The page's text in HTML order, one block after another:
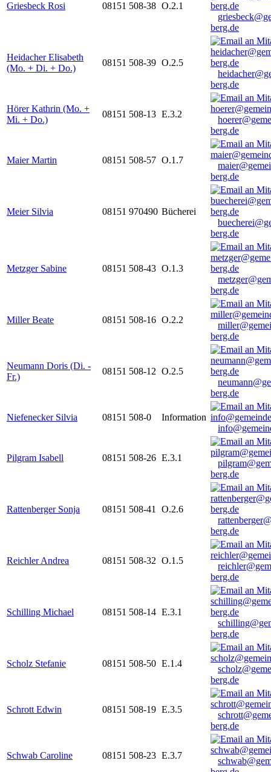
Griesbeck Rosi 08151 508-38 O.2.1
berg.de
Heidacher Elisabeth
(Mo. + Di. + Do.)
08151 508-39 O.2.5
berg.de
Hörer Kathrin (Mo. +
Mi. + Do.)
08151 508-13 E.3.2
berg.de
Maier Martin 08151 508-57 O.1.7
berg.de
Meier Silvia 08151 970490 Bücherei
berg.de
Metzger Sabine 08151 508-43 O.1.3
berg.de
Miller Beate 08151 508-16 O.2.2
berg.de
Neumann Doris (Di. -
Fr.)
08151 508-12 O.2.5
berg.de
Niefenecker Silvia 08151 508-0
Information
Pilgram Isabell 08151 508-26 E.3.1
berg.de
Rattenberger Sonja 08151 508-41
O.2.6
berg.de
Reichler Andrea 08151 508-32 O.1.5
berg.de
Schilling Michael 08151 508-14 E.3.1
berg.de
Scholz Stefanie 08151 508-50 E.1.4
berg.de
Schrott Edwin 08151 508-19 E.3.5
berg.de
Schwab Caroline 08151 508-23 E.3.7